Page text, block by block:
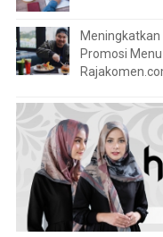
Meningkatkan
Promosi